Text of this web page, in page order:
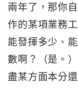
兩年了，那你
作的某項業務
能發揮多少、
數啊？（是。
盡某方面本分